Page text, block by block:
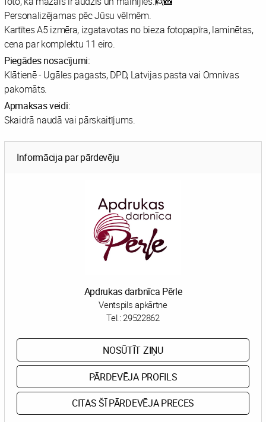
Personalizējamas pēc Jūsu vēlmēm.
Kartītes A5 izmēra, izgatavotas no bieza fotopapīra, laminētas,
cena par komplektu 11 eiro.
Piegādes nosacījumi:
Klātienē - Ugāles pagasts, DPD, Latvijas pasta vai Omnivas
pakomāts.
Apmaksas veidi:
Skaidrā naudā vai pārskaitījums.
Informācija par pārdevēju
Apdrukas darbnīca Pērle
Ventspils apkārtne
Tel.:29522862
NOSŪTĪT ZIŅU
PĀRDEVĒJA PROFILS
CITAS ŠĪ PĀRDEVĒJA PRECES